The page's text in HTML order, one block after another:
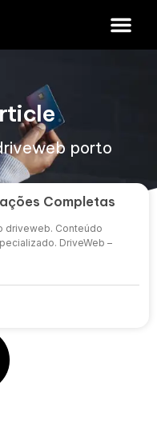
porto
Completas
driveweb. Conteúdo
DriveWeb –